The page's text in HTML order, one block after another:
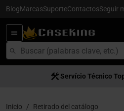
BlogMarcasSuporteContactosSeguir
Servício Técnico
Inicio Retirado del catálogo